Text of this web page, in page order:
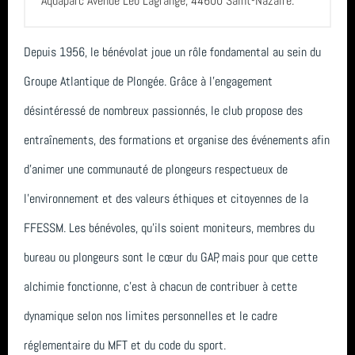
Bio & Environnement (10)
plongee
octobre 2022
Catalogne
PluXml
Socoa Pyrenees Atlantique
Club
mars 2026 (3)
février 2026 (2)
janvier 2026 (1)
décembre 2025 (2)
novembre 2025 (1)
août 2025 (1)
année 2025 (24)
Depuis 1956, le bénévolat joue un rôle fondamental au sein du
Groupe Atlantique de Plongée. Grâce à l'engagement
désintéressé de nombreux passionnés, le club propose des
entraînements, des formations et organise des événements afin
d'animer une communauté de plongeurs respectueux de
l'environnement et des valeurs éthiques et citoyennes de la
FFESSM. Les bénévoles, qu'ils soient moniteurs, membres du
bureau ou plongeurs sont le cœur du GAP, mais pour que cette
alchimie fonctionne, c'est à chacun de contribuer à cette
dynamique selon nos limites personnelles et le cadre
réglementaire du MFT et du code du sport.